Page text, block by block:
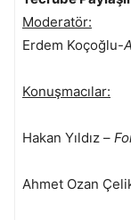
Moderatör:
Erdem Koçoğlu-
Konuşmacılar:
Hakan Yıldız –
Ahmet Ozan